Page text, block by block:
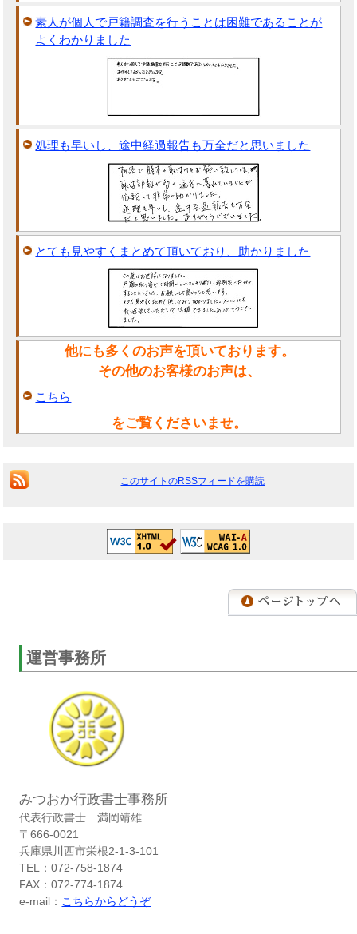
素人が個人で戸籍調査を行うことは困難であることが
よくわかりました
処理も早いし、途中経過報告も万全だと思いました
とても見やすくまとめて頂いており、助かりました
他にも多くのお声を頂いております。
その他のお客様のお声は、
こちら
をご覧くださいませ。
このサイトのRSSフィードを購読
運営事務所
みつおか行政書士事務所
代表行政書士 満岡靖雄
〒666-0021
兵庫県川西市栄根2-1-3-101
TEL：072-758-1874
FAX：072-774-1874
e-mail： こちらからどうぞ